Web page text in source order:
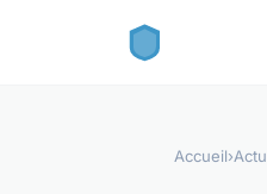
Accueil›Actu